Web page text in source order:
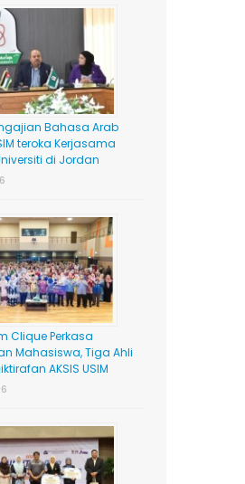
Bahasa Arab
teroka Kerjasama
di Jordan
Clique Perkasa
Mahasiswa, Tiga Ahli
AKSIS USIM